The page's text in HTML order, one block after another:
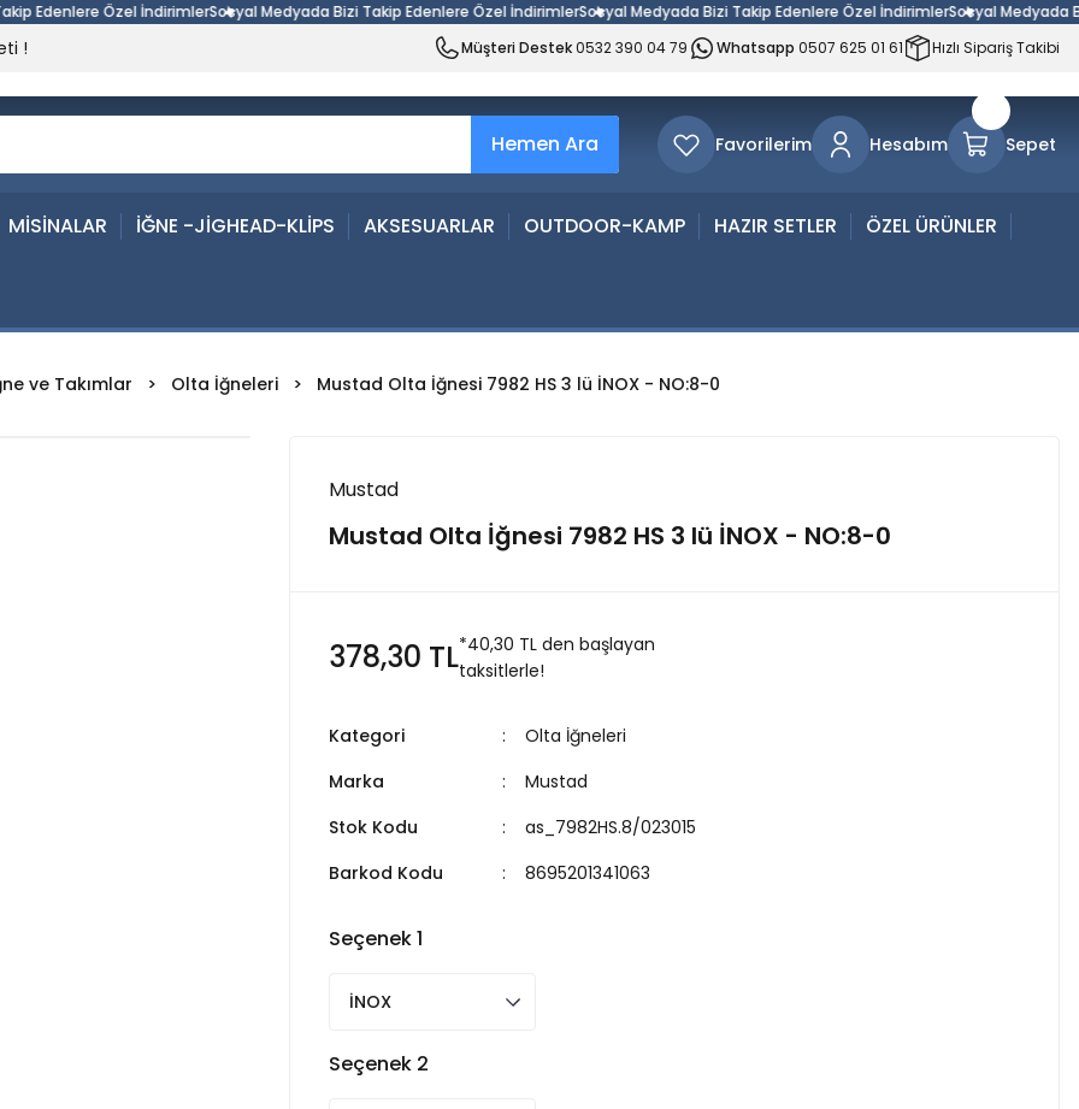
Özel İndirimlerSosyal Medyada Bizi Takip Edenlere Özel İndirimlerSosyal Medyada Bizi Takip Edenlere Özel İndirimlerSosyal Medyada Bizi
! Müşteri Destek0532 390 04 79 Whatsapp 0507 625 01 61 Hızlı Sipariş Takibi
Hemen Ara Favorilerim Hesabım Sepet
MİSİNALAR İĞNE -JİGHEAD-KLİPS AKSESUARLAR OUTDOOR-KAMP HAZIR SETLER ÖZEL ÜRÜNLER
ve Takımlar Olta İğneleri Mustad Olta İğnesi 7982 HS 3 lü İNOX - NO:8-0
Mustad
Mustad Olta İğnesi 7982 HS 3 lü İNOX - NO:8-0
378,30 TL*40,30 TL den başlayan
taksitlerle!
Kategori
Olta İğneleri
Marka
Mustad
Stok Kodu
as_7982HS.8/023015
Barkod Kodu
8695201341063
Seçenek 1
Seçenek 2